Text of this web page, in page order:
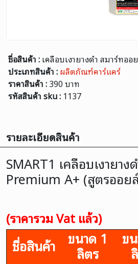
ชื่อสินค้า :เคลือบเงายางดำ สมาร์ทออ
ประเภทสินค้า :ผลิตภัณฑ์คาร์แคร์
ราคาสินค้า :390 บาท
รหัสสินค้า sku : 1137
รายละเอียดสินค้า
SMART1 เคลือบเงายา
Premium A+ (สูตรออย
(ราคารวม Vat แล้ว)
ชื่อสินค้า ขนาด 1
ลิตร
ข